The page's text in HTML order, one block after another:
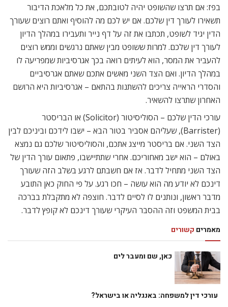
בפז: אם תרצו שהשופט יהיה לטובתכם, את כל מלאכת הדיבור
תשאירו לעורך דין שלכם. אם יש לכם מה להוסיף ואתם רוצים שעורך
הדין יגיד לשופט, תכתבו את זה על דף נייר ותעבירו במהלך הדיון
לעורך דין שלכם. למרות ששופט מבין שאתם נרגשים וממש רוצים
להעביר את המסר, הוא לעיתים רואה בכך אגרסיביות שמפריעה לו
במהלך הדיון. ואם הצד השני מאשים אתכם שאתם אגרסיביים
והסדרי הראייה צריכים להשתנות בהתאם – אגרסיביות היא הרושם
האחרון שתרצו להשאיר.
עורכי הדין שלכם – הסוליסיטור (Solicitor) או הבריסטר
(Barrister), שעליהם אסביר בטור הבא – ישבו לידכם וביניכם לבין
הצד השני. אם בריסטר מייצג אתכם, והסוליסיטור שלכם גם נמצא
באולם – הוא ישב מאחוריכם. אחרי שתתיישבו, פתאום עורך הדין של
הצד השני מתחיל לדבר. אז אם חשבתם לרגע בשלב הזה שעורך
דינכם לא יודע מה הוא עושה – חכו רגע. על פי החוק כאן התובע
מדבר ראשון, ונותנים לו לסיים לדבר. חוצפה לא מתקבלת בברכה
בבית המשפט וזה ההסבר העיקרי שעורך דינכם לא קופץ לדבר.
מאמרים קשורים
כאן, שם ומעבר לים
עורכי דין למשפחה: באנגליה או בישראל?